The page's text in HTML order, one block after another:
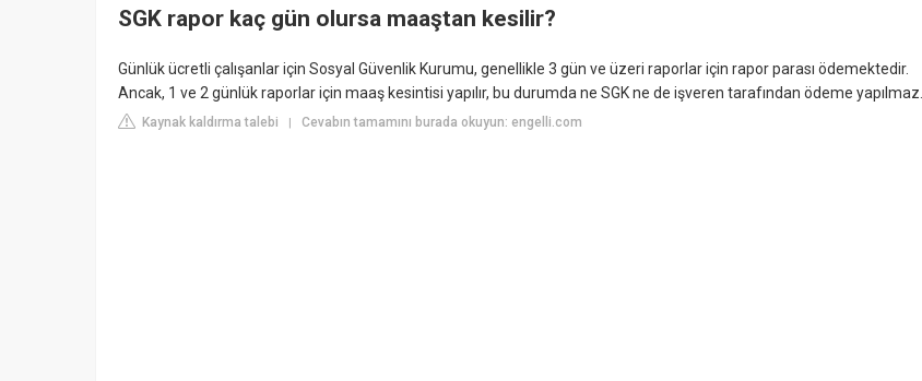
SGK rapor kaç gün olursa maaştan kesilir?
Günlük ücretli çalışanlar için Sosyal Güvenlik Kurumu, genellikle 3 gün ve üzeri raporlar için rapor parası ödemektedir.
Ancak, 1 ve 2 günlük raporlar için maaş kesintisi yapılır, bu durumda ne SGK ne de işveren tarafından ödeme yapılmaz.
Kaynak kaldırma talebi | Cevabın tamamını burada okuyun: engelli.com